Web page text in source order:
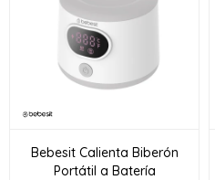
Bebesit Calienta Biberón
Portátil a Batería